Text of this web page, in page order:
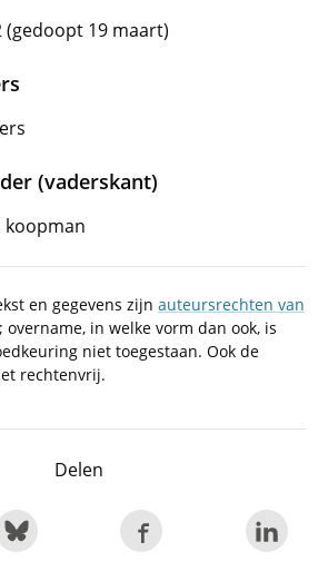
(gedoopt 19 maart)
(vaderskant)
en gegevens zijn auteursrechten van
overname, in welke vorm dan ook, is
niet toegestaan. Ook de
rechtenvrij.
Delen